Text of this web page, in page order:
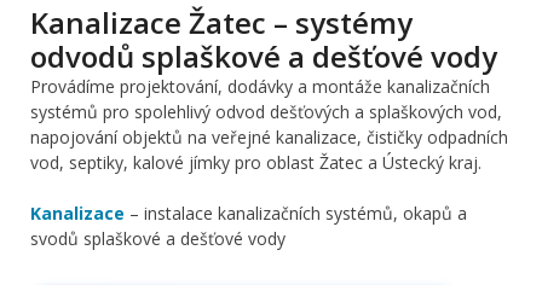
Kanalizace Žatec – systémy
odvodů splaškové a dešťové vody
Provádíme projektování, dodávky a montáže kanalizačních
systémů pro spolehlivý odvod dešťových a splaškových vod,
napojování objektů na veřejné kanalizace, čističky odpadních
vod, septiky, kalové jímky pro oblast Žatec a Ústecký kraj.
Kanalizace – instalace kanalizačních systémů, okapů a
svodů splaškové a dešťové vody